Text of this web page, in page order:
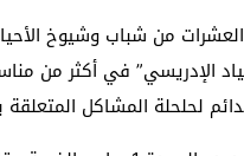
من شباب وشيوخ الأحياء
الإدريسي” في أكثر من
لحلحلة المشاكل